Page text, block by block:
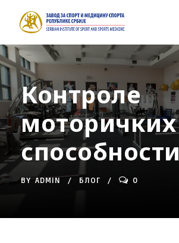
Контроле
моторичких
способности
BY ADMIN БЛОГ 0